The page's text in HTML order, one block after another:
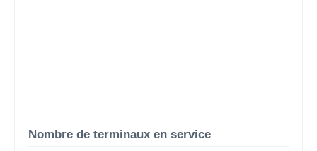
Nombre de terminaux en service